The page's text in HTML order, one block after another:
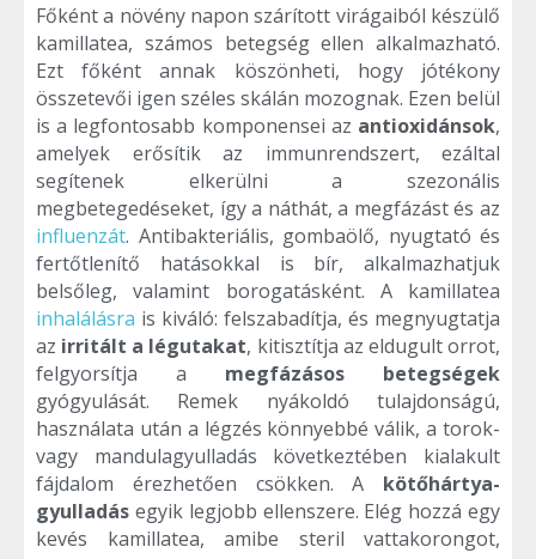
Főként a növény napon szárított virágaiból készülő
kamillatea, számos betegség ellen alkalmazható.
Ezt főként annak köszönheti, hogy jótékony
összetevői igen széles skálán mozognak. Ezen belül
is a legfontosabb komponensei az antioxidánsok,
amelyek erősítik az immunrendszert, ezáltal
segítenek elkerülni a szezonális
megbetegedéseket, így a náthát, a megfázást és az
influenzát. Antibakteriális, gombaölő, nyugtató és
fertőtlenítő hatásokkal is bír, alkalmazhatjuk
belsőleg, valamint borogatásként. A kamillatea
inhalálásra is kiváló: felszabadítja, és megnyugtatja
az irritált a légutakat, kitisztítja az eldugult orrot,
felgyorsítja a megfázásos betegségek
gyógyulását. Remek nyákoldó tulajdonságú,
használata után a légzés könnyebbé válik, a torok-
vagy mandulagyulladás következtében kialakult
fájdalom érezhetően csökken. A kötőhártya-
gyulladás egyik legjobb ellenszere. Elég hozzá egy
kevés kamillatea, amibe steril vattakorongot,